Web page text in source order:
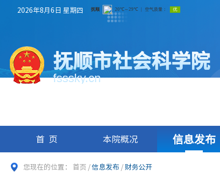
2026年8月6日 星期四
抚顺市社会科学院
fsssky.cn
首页 本院概况 信息发布
您现在的位置： 首页 /信息发布 / 财务公开